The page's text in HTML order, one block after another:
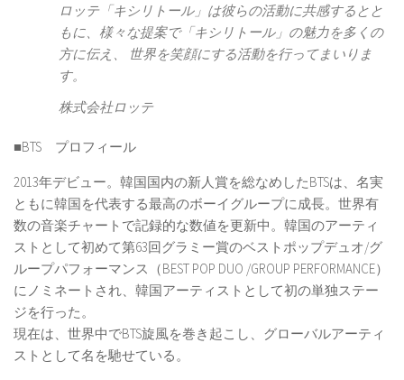
ロッテ「キシリトール」は彼らの活動に共感するとと
もに、様々な提案で「キシリトール」の魅力を多くの
方に伝え、 世界を笑顔にする活動を行ってまいりま
す。
株式会社ロッテ
■BTS プロフィール
2013年デビュー。韓国国内の新人賞を総なめしたBTSは、名実
ともに韓国を代表する最高のボーイグループに成長。世界有
数の音楽チャートで記録的な数値を更新中。韓国のアーティ
ストとして初めて第63回グラミー賞のベストポップデュオ/グ
ループパフォーマンス（BEST POP DUO /GROUP PERFORMANCE）
にノミネートされ、韓国アーティストとして初の単独ステー
ジを行った。
現在は、世界中でBTS旋風を巻き起こし、グローバルアーティ
ストとして名を馳せている。